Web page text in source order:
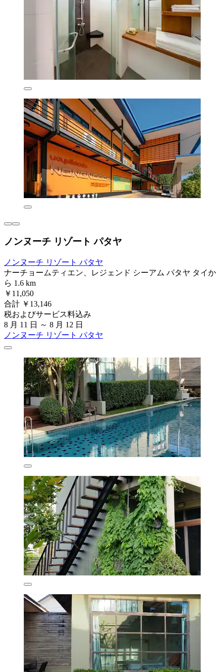
ノンヌーチ リゾート パタヤ
ノンヌーチ リゾート パタヤ
ナーチョームティエン、レジェンド シーアム パタヤ タイか
ら 1.6 km
￥11,050
合計 ￥13,146
税およびサービス料込み
8 月 11 日 ～ 8 月 12 日
ノンヌーチ リゾート パタヤ